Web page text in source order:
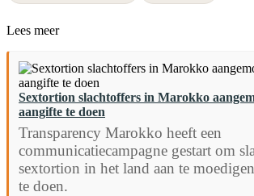
Lees meer
Sextortion slachtoffers in Marokko
aangifte te doen
Transparency Marokko heeft een
communicatiecampagne gestart om
sextortion in het land aan te
te doen.